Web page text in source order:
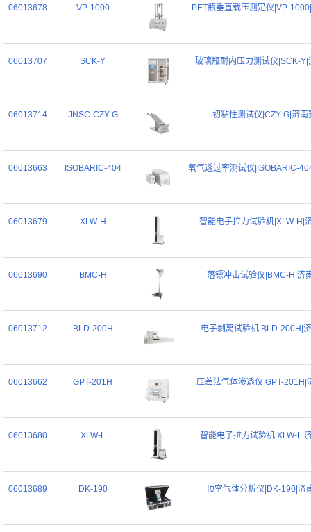
06013678 VP-1000 PET瓶垂直载压测定仪|VP-
06013707 SCK-Y 玻璃瓶耐内压力测试仪|SCK-Y|
06013714 JNSC-CZY-G 初粘性测试仪|CZY-G|济南
06013663 ISOBARIC-404 氧气透过率测试仪|ISOBARIC-
06013679 XLW-H 智能电子拉力试验机|XLW-H|
06013690 BMC-H 落镖冲击试验仪|BMC-H|济
06013712 BLD-200H 电子剥离试验机|BLD-200H|
06013662 GPT-201H 压差法气体渗透仪|GPT-201H|
06013680 XLW-L 智能电子拉力试验机|XLW-L|
06013689 DK-190 顶空气体分析仪|DK-190|济